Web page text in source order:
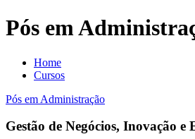
Pós em
Home
Cursos
Pós em Administração
Gestão de Negócios, Inovação